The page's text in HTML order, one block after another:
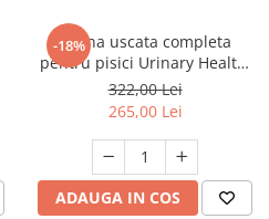
-18%
Hrana uscata completa
pentru pisici Urinary Health,
Premium, Club 4 Paws, 14 kg
322,00 Lei
265,00 Lei
ADAUGA IN COS